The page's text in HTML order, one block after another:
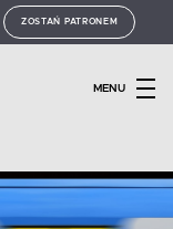
ZOSTAŃ PATRONEM
MENU